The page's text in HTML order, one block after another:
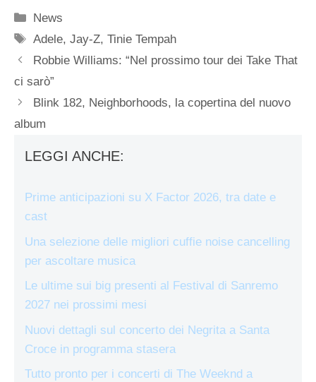
Categorie
News
Tag
Adele,Jay-Z,Tinie Tempah
Robbie Williams: “Nel prossimo tour dei Take That
ci sarò”
Blink 182, Neighborhoods, la copertina del nuovo
album
LEGGI ANCHE:
Prime anticipazioni su X Factor 2026, tra date e
cast
Una selezione delle migliori cuffie noise cancelling
per ascoltare musica
Le ultime sui big presenti al Festival di Sanremo
2027 nei prossimi mesi
Nuovi dettagli sul concerto dei Negrita a Santa
Croce in programma stasera
Tutto pronto per i concerti di The Weeknd a